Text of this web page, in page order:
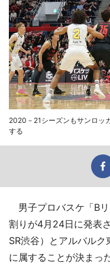
2020－21シーズンもサンロッ
する
男子プロバスケ「B
割りが4月24日に発表
SR渋谷）とアルバル
に属することが決まった